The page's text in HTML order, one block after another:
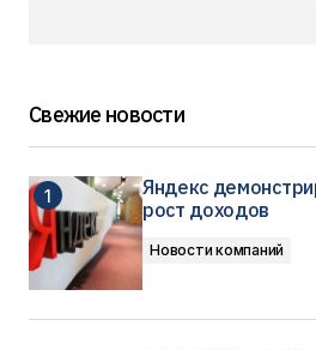
Свежие новости
Яндекс
рост доходов
Новости компаний